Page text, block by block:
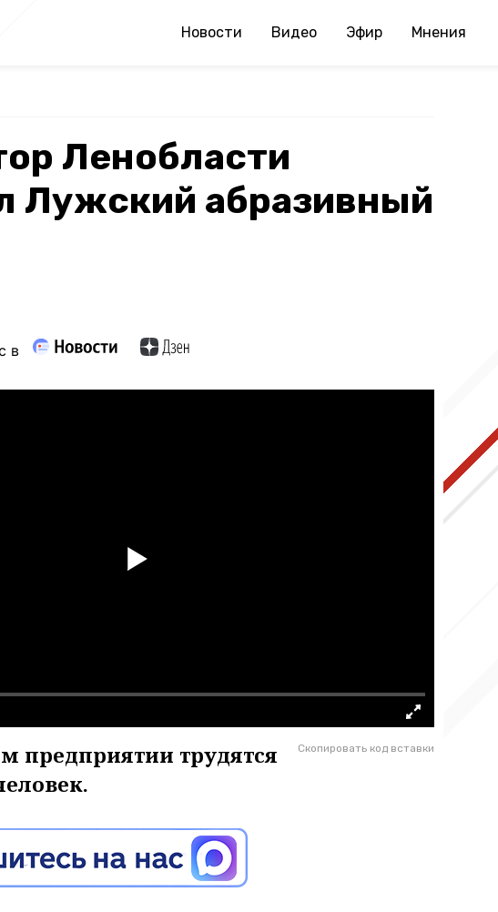
Новости Видео Эфир Мнения
Ленобласти
Лужский абразивный
в
Скопировать код вставки
предприятии трудятся